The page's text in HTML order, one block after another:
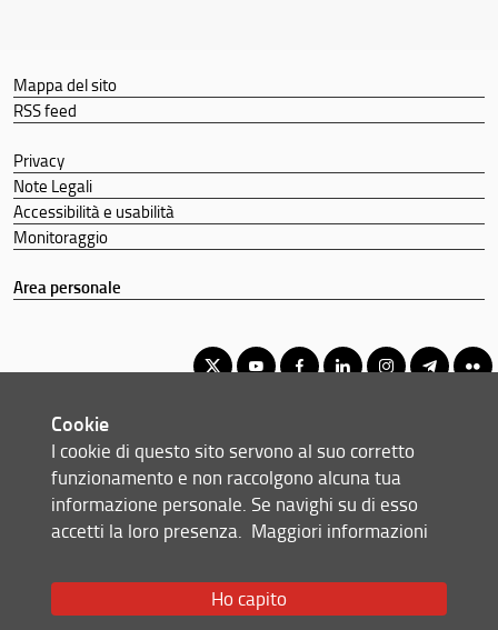
Mappa del sito
RSS feed
Privacy
Note Legali
Accessibilità e usabilità
Monitoraggio
Area personale
© Copyright 2012-2026 Università degli Studi di Firenze UNIFI
P.IVA/Cod.Fis 01279680480
Via di S. Marta, 3 - 50139 Firenze (FI)
Email:
Cookie
I cookie di questo sito servono al suo corretto
funzionamento e non raccolgono alcuna tua
informazione personale. Se navighi su di esso
accetti la loro presenza. Maggiori informazioni
Ho capito